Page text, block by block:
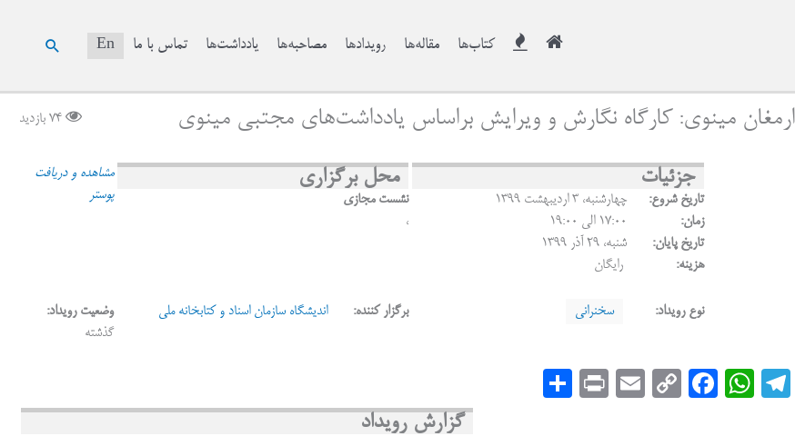
کتاب‌ها مقاله‌ها رویدادها مصاحبه‌ها یادداشت‌ها تماس با ما En جستجو
ارمغان مینوی: کارگاه نگارش و ویرایش براساس یادداشت‌های مجتبی مینوی 74 بازدید
مشاهده و دریافت
پوستر
محل برگزاری
نشست مجازی
،
جزئیات
تاریخ شروع:
چهارشنبه، ۳ اردیبهشت ۱۳۹۹
زمان:
17:00 الی 19:00
تاریخ پایان:
شنبه، ۲۹ آذر ۱۳۹۹
هزینه:
رایگان
وضعیت رویداد:
گذشته
برگزار کننده: اندیشگاه سازمان اسناد و کتابخانه ملی نوع رویداد: سخنرانی
Te
W
Fa
C
E
Pr
گزارش رویداد